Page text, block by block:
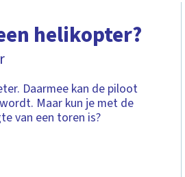
helikopter?
Daarmee kan de piloot
Maar kun je met de
van een toren is?